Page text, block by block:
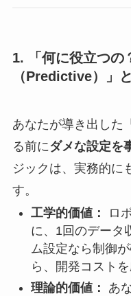
1. 「何に役立つの
（Predictive）」
あなたが導き出した
る前にダメな設定を
ジックは、実務的に
す。
工学的価値：
ロ
に、1回のデータ
ム設定なら制御
ら、開発コスト
理論的価値：
あ